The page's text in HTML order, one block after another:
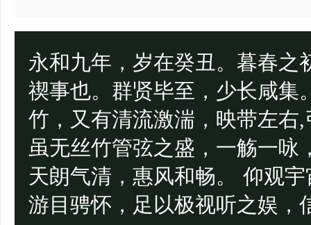
永和九年，岁在癸丑。暮春之
禊事也。群贤毕至，少长咸集
竹，又有清流激湍，映带左右
虽无丝竹管弦之盛，一觞一咏
天朗气清，惠风和畅。 仰观
游目骋怀，足以极视听之娱，